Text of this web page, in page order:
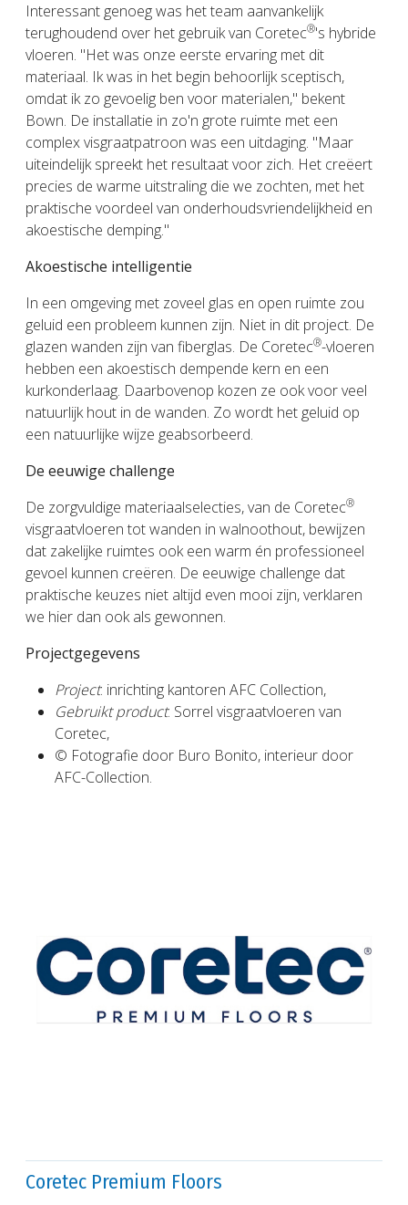
Interessant genoeg was het team aanvankelijk
terughoudend over het gebruik van Coretec®'s hybride
vloeren. "Het was onze eerste ervaring met dit
materiaal. Ik was in het begin behoorlijk sceptisch,
omdat ik zo gevoelig ben voor materialen," bekent
Bown. De installatie in zo'n grote ruimte met een
complex visgraatpatroon was een uitdaging. "Maar
uiteindelijk spreekt het resultaat voor zich. Het creëert
precies de warme uitstraling die we zochten, met het
praktische voordeel van onderhoudsvriendelijkheid en
akoestische demping."
Akoestische intelligentie
In een omgeving met zoveel glas en open ruimte zou
geluid een probleem kunnen zijn. Niet in dit project. De
glazen wanden zijn van fiberglas. De Coretec®-vloeren
hebben een akoestisch dempende kern en een
kurkonderlaag. Daarbovenop kozen ze ook voor veel
natuurlijk hout in de wanden. Zo wordt het geluid op
een natuurlijke wijze geabsorbeerd.
De eeuwige challenge
De zorgvuldige materiaalselecties, van de Coretec®
visgraatvloeren tot wanden in walnoothout, bewijzen
dat zakelijke ruimtes ook een warm én professioneel
gevoel kunnen creëren. De eeuwige challenge dat
praktische keuzes niet altijd even mooi zijn, verklaren
we hier dan ook als gewonnen.
Projectgegevens
Project: inrichting kantoren AFC Collection,
Gebruikt product: Sorrel visgraatvloeren van
Coretec,
© Fotografie door Buro Bonito, interieur door
AFC-Collection.
Coretec Premium Floors